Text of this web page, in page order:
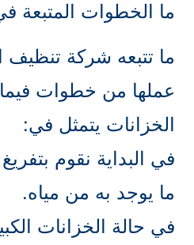
ما الخطوات المتبعة
ما تتبعه شركة تنظيف
عملها من خطوات
الخزانات يتمثل في:
في البداية نقوم
ما يوجد به من مياه.
في حالة الخزانات